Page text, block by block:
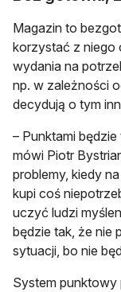
Magazin to
korzystać z niego
wydania na
np. w zależności
decydują o tym
– Punktami
mówi Piotr
problemy, kiedy
kupi coś
uczyć ludzi
będzie tak, że nie
sytuacji, bo nie
System punktowy